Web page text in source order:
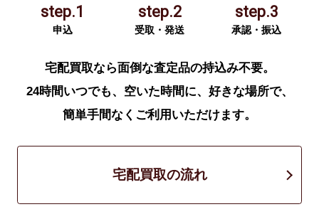
step.1
申込
step.2
受取・発送
step.3
承認・振込
宅配買取なら面倒な査定品の持込み不要。
24時間いつでも、空いた時間に、好きな場所で、
簡単手間なくご利用いただけます。
宅配買取の流れ